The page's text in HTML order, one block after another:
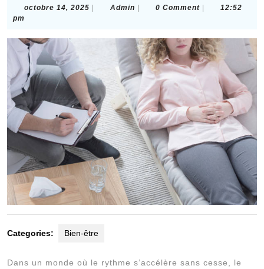
octobre 14, 2025 octobreAdmin Admin0 Comment
12:52
pm
Categories: Bien-être
Dans un monde où le rythme s’accélère sans cesse, le